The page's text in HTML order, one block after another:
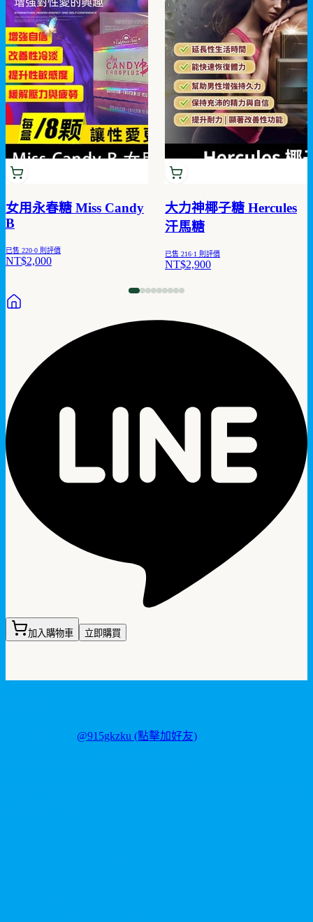
女用永春糖 Miss Candy
B
已售 220·0 則評價
NT$2,000
大力神椰子糖 Hercules
汗馬糖
已售 216·1 則評價
NT$2,900
加入購物車 立即購買
@915gkzku (點擊加好友)